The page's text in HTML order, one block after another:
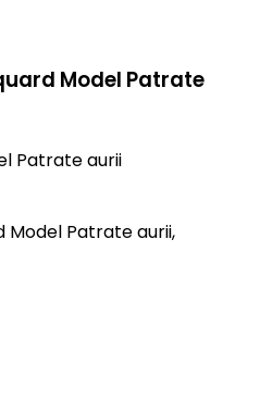
Model Patrate
Patrate aurii
Model Patrate aurii,